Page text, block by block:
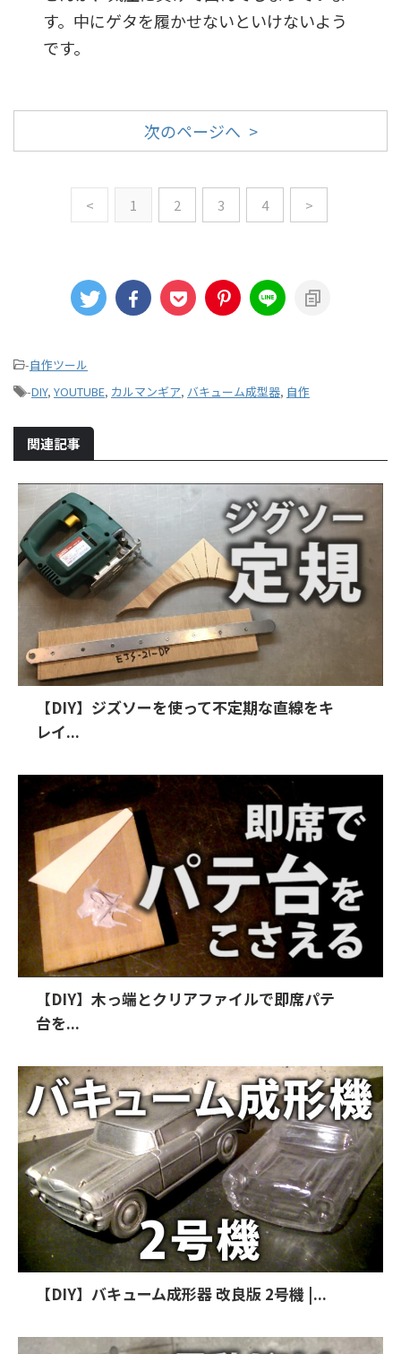
す。中にゲタを履かせないといけないよう
です。
次のページへ >
< 1 2 3 4 >
-自作ツール
-DIY, YOUTUBE, カルマンギア, バキューム成型器, 自作
関連記事
【DIY】ジズソーを使って不定期な直線をキ
レイ...
【DIY】木っ端とクリアファイルで即席パテ
台を...
【DIY】バキューム成形器 改良版 2号機 |...